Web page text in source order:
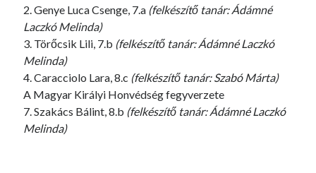
2. Genye Luca Csenge, 7.a (felkészítő tanár: Ádámné
Laczkó Melinda)
3. Törőcsik Lili, 7.b (felkészítő tanár: Ádámné Laczkó
Melinda)
4. Caracciolo Lara, 8.c (felkészítő tanár: Szabó Márta)
A Magyar Királyi Honvédség fegyverzete
7. Szakács Bálint, 8.b (felkészítő tanár: Ádámné Laczkó
Melinda)